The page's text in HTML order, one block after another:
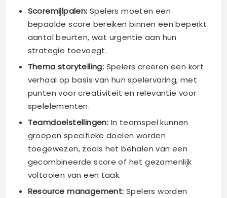
Scoremijlpalen: Spelers moeten een
bepaalde score bereiken binnen een beperkt
aantal beurten, wat urgentie aan hun
strategie toevoegt.
Thema storytelling: Spelers creëren een kort
verhaal op basis van hun spelervaring, met
punten voor creativiteit en relevantie voor
spelelementen.
Teamdoelstellingen: In teamspel kunnen
groepen specifieke doelen worden
toegewezen, zoals het behalen van een
gecombineerde score of het gezamenlijk
voltooien van een taak.
Resource management: Spelers worden